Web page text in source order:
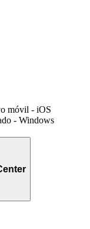
móvil - iOS
- Windows